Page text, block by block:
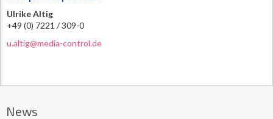
Ulrike Altig
+49 (0) 7221 / 309-0
u.altig@media-control.de
News